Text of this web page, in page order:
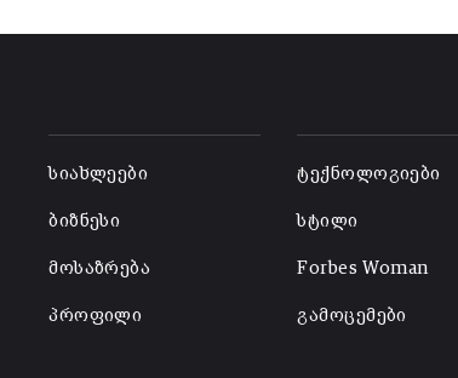
სიახლეები
ბიზნესი
მოსაზრება
პროფილი
ტექნოლოგიები
სტილი
Forbes Woman
გამოცემები